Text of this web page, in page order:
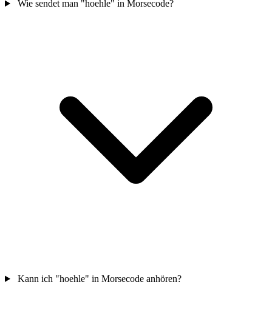
Wie sendet man "hoehle" in Morsecode?
Kann ich "hoehle" in Morsecode anhören?